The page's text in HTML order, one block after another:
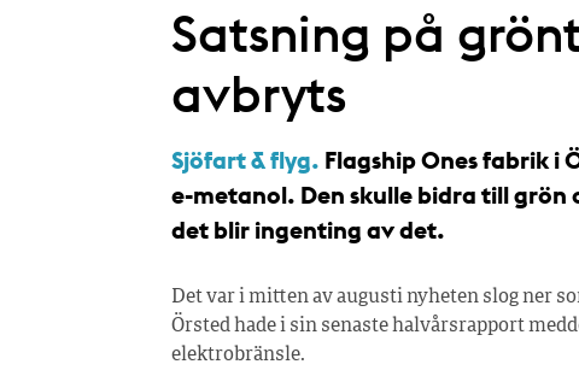
Satsning på
avbryts
Sjöfart & flyg. Flagship Ones fabrik i
e-metanol. Den skulle bidra till grön
det blir ingenting av det.
Det var i mitten av augusti nyheten slog ner
Örsted hade i sin senaste halvårsrapport
elektrobränsle.